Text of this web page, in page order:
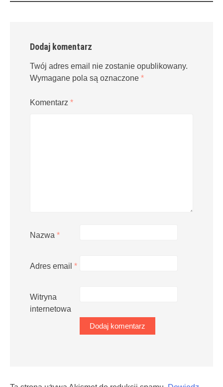
Dodaj komentarz
Twój adres email nie zostanie opublikowany.
Wymagane pola są oznaczone *
Komentarz *
Nazwa *
Adres email *
Witryna
internetowa